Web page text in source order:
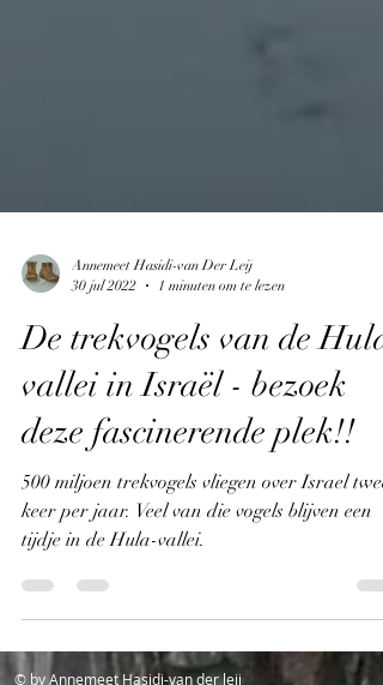
30 jul 2022
1 minuten om te lezen
De trekvogels van de Hula-
vallei in Israël - bezoek
deze fascinerende plek!!
500 miljoen trekvogels vliegen over Israel twee
tijdje in de Hula-vallei.